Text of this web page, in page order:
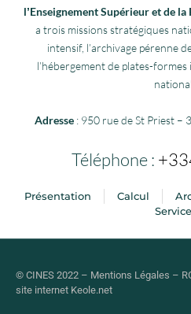
lʼEnseignement Supérieur et de la
a trois missions stratégiques
intensif, l’archivage pérenne
l’hébergement de plates-
Adresse : 950 rue de St Priest –
Téléphone :
Présentation Calcul
© CINES 2022 – Mentions Légales –
site internet Keole.net